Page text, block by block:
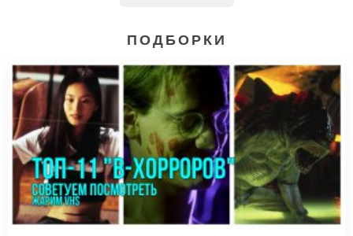
ПОДБОРКИ